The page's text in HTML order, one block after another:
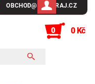
OBCHOD@SUSHIRAJ.CZ
0 0 Kč